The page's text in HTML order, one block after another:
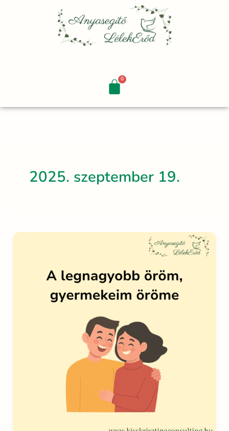
2025. szeptember 19.